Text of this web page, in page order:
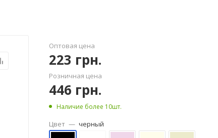
Оптовая цена
223 грн.
Розничная цена
446 грн.
Наличие более 10шт.
Цвет — черный